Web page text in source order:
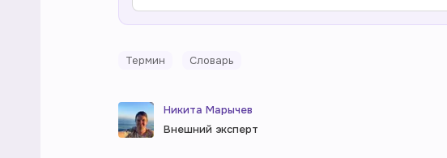
Термин Словарь
Никита Марычев
Внешний эксперт